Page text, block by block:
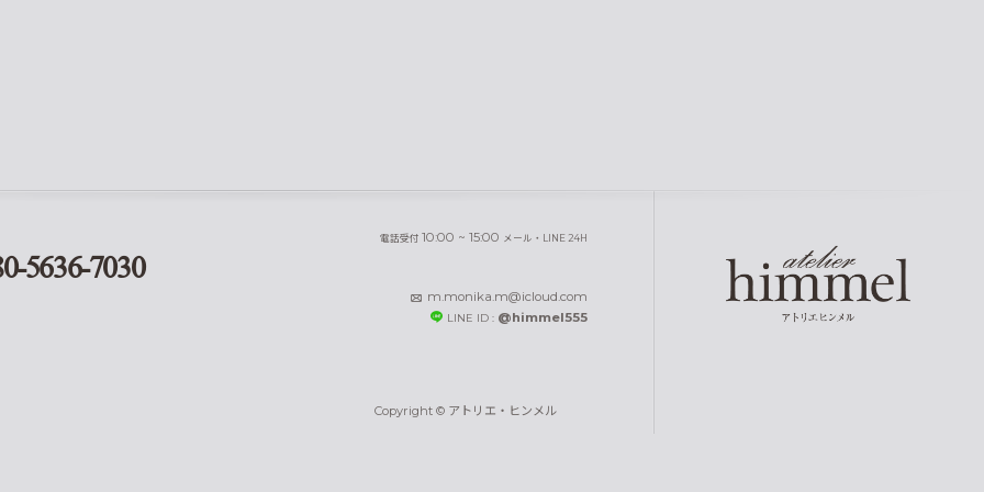
電話受付 10:00 ~ 15:00 メール・LINE 24H
5636-7030
m.monika.m@icloud.com
LINE ID : @himmel555
Copyright © アトリエ・ヒンメル